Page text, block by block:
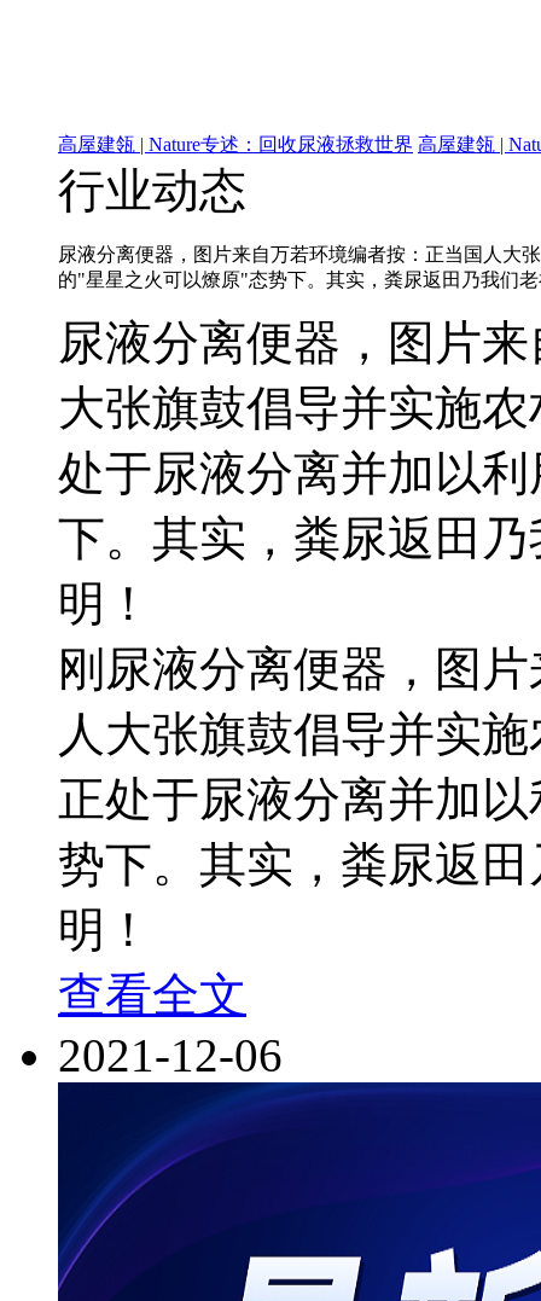
高屋建瓴 | Nature专述：回收尿液拯救世界 高屋建瓴 |
行业动态
尿液分离便器，图片来自万若环境编者按：正当国人大
的"星星之火可以燎原"态势下。其实，粪尿返田乃我们
尿液分离便器，图片
大张旗鼓倡导并实施
处于尿液分离并加以
下。其实，粪尿返田
明！
刚尿液分离便器，图
人大张旗鼓倡导并实
正处于尿液分离并加
势下。其实，粪尿返
明！
查看全文
2021-12-06